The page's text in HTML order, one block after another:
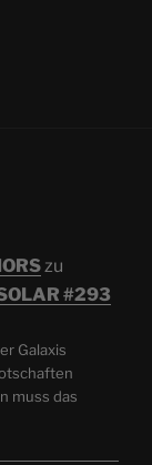
zu
#293
Galaxis
muss das